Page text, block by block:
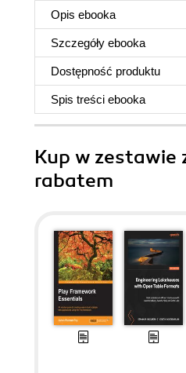
Opis ebooka
Szczegóły ebooka
Dostępność produktu
Spis treści ebooka
Kup w zestawie
rabatem